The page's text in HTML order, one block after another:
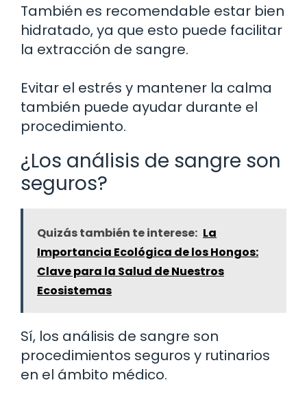
También es recomendable estar bien
hidratado, ya que esto puede facilitar
la extracción de sangre.
Evitar el estrés y mantener la calma
también puede ayudar durante el
procedimiento.
¿Los análisis de sangre son
seguros?
Quizás también te interese: La
Importancia Ecológica de los Hongos:
Clave para la Salud de Nuestros
Ecosistemas
Sí, los análisis de sangre son
procedimientos seguros y rutinarios
en el ámbito médico.